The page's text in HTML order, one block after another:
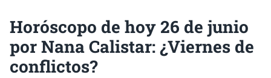
Horóscopo de hoy 26 de junio
por Nana Calistar: ¿Viernes de
conflictos?